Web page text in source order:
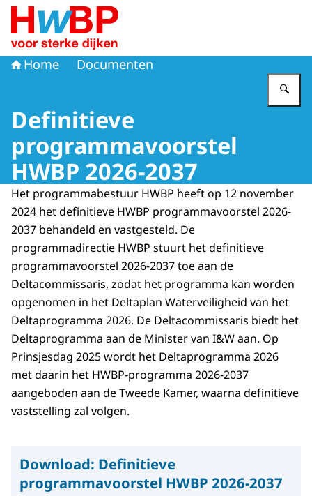
Naar de homepage van
Home Documenten
Definitieve
programmavoorstel
HWBP 2026-2037
Het programmabestuur HWBP heeft op 12 november
2024 het definitieve HWBP programmavoorstel 2026-
2037 behandeld en vastgesteld. De
programmadirectie HWBP stuurt het definitieve
programmavoorstel 2026-2037 toe aan de
Deltacommissaris, zodat het programma kan worden
opgenomen in het Deltaplan Waterveiligheid van het
Deltaprogramma 2026. De Deltacommissaris biedt het
Deltaprogramma aan de Minister van I&W aan. Op
Prinsjesdag 2025 wordt het Deltaprogramma 2026
met daarin het HWBP-programma 2026-2037
aangeboden aan de Tweede Kamer, waarna definitieve
vaststelling zal volgen.
Download: Definitieve
programmavoorstel HWBP 2026-2037